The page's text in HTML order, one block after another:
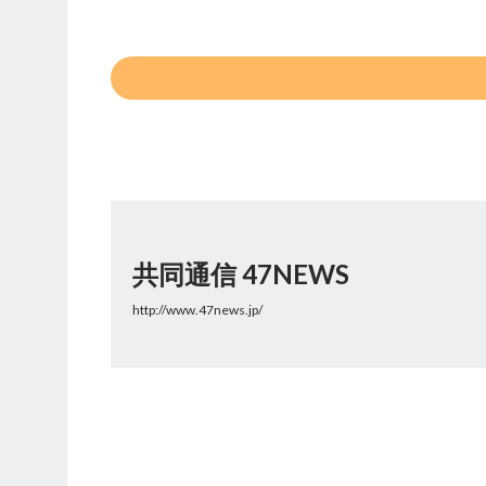
共同通信 47NEWS
http://www.47news.jp/